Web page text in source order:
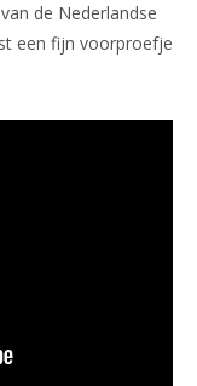
de Nederlandse
een fijn voorproefje